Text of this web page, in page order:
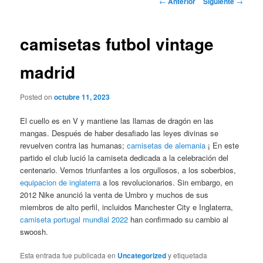
camisetas futbol vintage
madrid
Posted onoctubre 11, 2023
El cuello es en V y mantiene las llamas de dragón en las
mangas. Después de haber desafiado las leyes divinas se
revuelven contra las humanas;camisetas de alemania ¡ En este
partido el club lució la camiseta dedicada a la celebración del
centenario. Vemos triunfantes a los orgullosos, a los soberbios,
equipacion de inglaterra a los revolucionarios. Sin embargo, en
2012 Nike anunció la venta de Umbro y muchos de sus
miembros de alto perfil, incluidos Manchester City e Inglaterra,
camiseta portugal mundial 2022 han confirmado su cambio al
swoosh.
Esta entrada fue publicada en Uncategorizedy etiquetada